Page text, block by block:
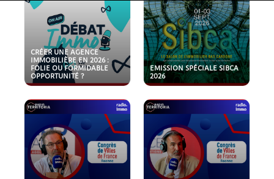
CRÉER UNE AGENCE
IMMOBILIÈRE EN 2026 :
FOLIE OU FORMIDABLE
OPPORTUNITÉ ?
EMISSION SPÉCIALE SIBCA
2026